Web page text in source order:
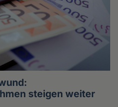
steigen weiter